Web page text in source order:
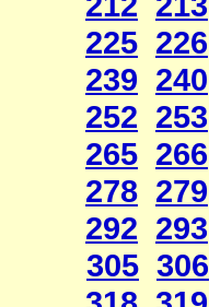
225 226
239 240
252 253
265 266
278 279
292 293
305 306